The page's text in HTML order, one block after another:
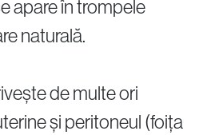
apare în trompele
naturală.
de multe ori
și peritoneul (foița